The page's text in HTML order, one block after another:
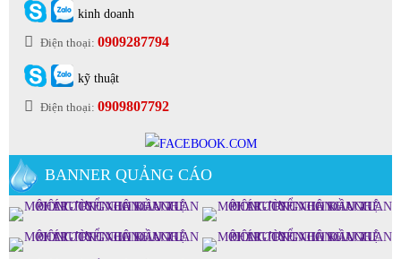
kinh doanh
Điện thoại: 0909287794
kỹ thuật
Điện thoại: 0909807792
BANNER QUẢNG CÁO